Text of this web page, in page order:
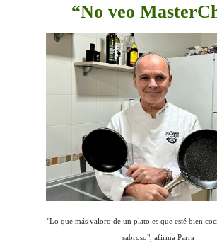
“No veo
"Lo que más valoro de un plato es que esté bien
sabroso", afirma Parra